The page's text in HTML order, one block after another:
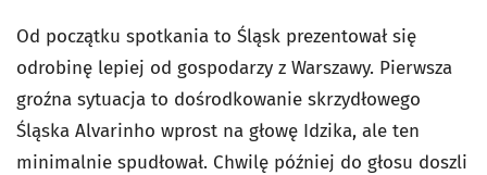
Od początku spotkania to Śląsk prezentował się
odrobinę lepiej od gospodarzy z Warszawy. Pierwsza
groźna sytuacja to dośrodkowanie skrzydłowego
Śląska Alvarinho wprost na głowę Idzika, ale ten
minimalnie spudłował. Chwilę później do głosu doszli